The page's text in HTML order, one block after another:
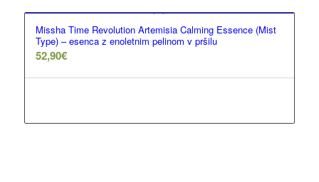
products
ascending
Missha Time Revolution Artemisia Calming Essence (Mist
Type) – esenca z enoletnim pelinom v pršilu
52,90€